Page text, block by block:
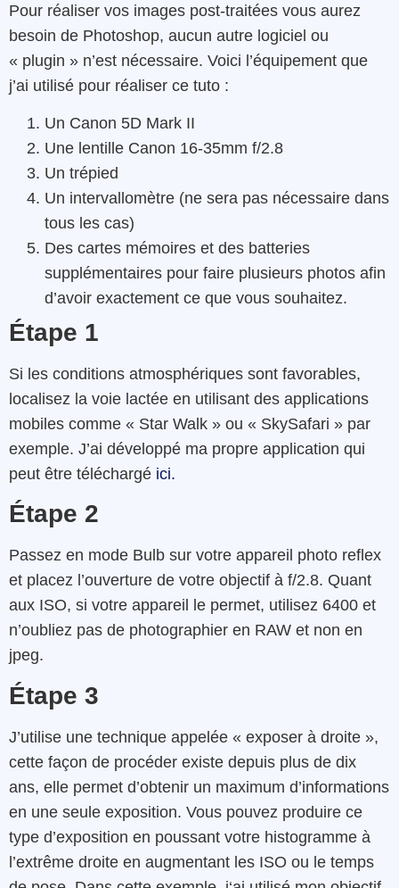
Pour réaliser vos images post-traitées vous aurez
besoin de Photoshop, aucun autre logiciel ou
« plugin » n’est nécessaire. Voici l’équipement que
j’ai utilisé pour réaliser ce tuto :
Un Canon 5D Mark II
Une lentille Canon 16-35mm f/2.8
Un trépied
Un intervallomètre (ne sera pas nécessaire dans
tous les cas)
Des cartes mémoires et des batteries
supplémentaires pour faire plusieurs photos afin
d’avoir exactement ce que vous souhaitez.
Étape 1
Si les conditions atmosphériques sont favorables,
localisez la voie lactée en utilisant des applications
mobiles comme « Star Walk » ou « SkySafari » par
exemple. J’ai développé ma propre application qui
peut être téléchargé ici.
Étape 2
Passez en mode Bulb sur votre appareil photo reflex
et placez l’ouverture de votre objectif à f/2.8. Quant
aux ISO, si votre appareil le permet, utilisez 6400 et
n’oubliez pas de photographier en RAW et non en
jpeg.
Étape 3
J’utilise une technique appelée « exposer à droite »,
cette façon de procéder existe depuis plus de dix
ans, elle permet d’obtenir un maximum d’informations
en une seule exposition. Vous pouvez produire ce
type d’exposition en poussant votre histogramme à
l’extrême droite en augmentant les ISO ou le temps